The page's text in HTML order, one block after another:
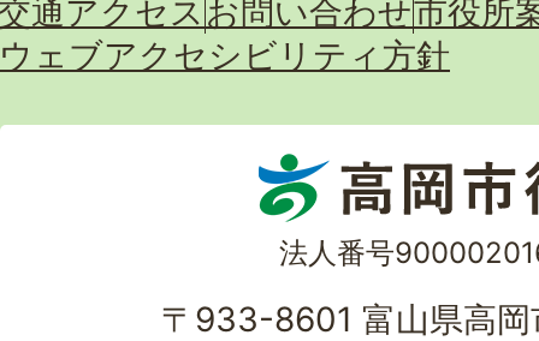
通アクセス お問い合わせ市役所
ウェブアクセシビリティ方針
法人番号
〒933-8601 富山県高